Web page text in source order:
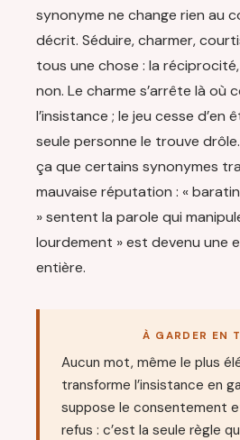
synonyme ne change rien au
décrit. Séduire, charmer,
tous une chose : la
non. Le charme s’arrête là où
l’insistance ; le jeu cesse d’en
seule personne le trouve
ça que certains synonymes
mauvaise réputation : «
» sentent la parole qui
lourdement » est devenu une
entière.
À GARDER EN
Aucun mot, même le plus
transforme l’insistance en
suppose le consentement
refus : c’est la seule règle